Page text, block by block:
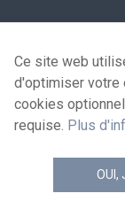
Ce site web
d'optimiser votre
cookies
requise. Plus
OUI,